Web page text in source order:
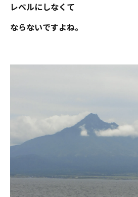
レベルにしなくて
ならないですよね。